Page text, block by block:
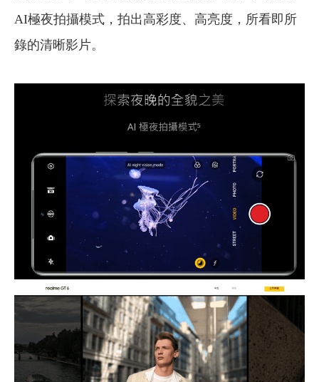
AI極夜拍攝模式，拍出高彩度、高亮度，所看即所
錄的清晰影片。